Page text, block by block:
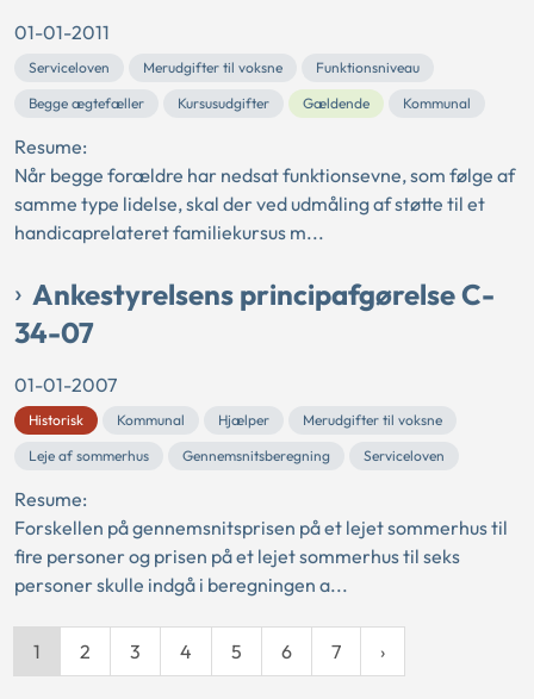
01-01-2011
Serviceloven Merudgifter til voksne
Funktionsniveau
Begge ægtefæller
Kursusudgifter Gældende Kommunal
Resume:
Når begge forældre har nedsat funktionsevne, som følge af
samme type lidelse, skal der ved udmåling af støtte til et
handicaprelateret familiekursus m...
Ankestyrelsens principafgørelse C-
34-07
01-01-2007
Historisk Kommunal Hjælper
Merudgifter til voksne
Leje af sommerhus
Gennemsnitsberegning Serviceloven
Resume:
Forskellen på gennemsnitsprisen på et lejet sommerhus til
fire personer og prisen på et lejet sommerhus til seks
personer skulle indgå i beregningen a...
1 2 3 4 5 6 7